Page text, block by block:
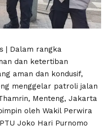
| Dalam rangka
dan ketertiban
aman dan kondusif,
menggelar patroli jalan
Menteng, Jakarta
oleh Wakil Perwira
Joko Hari Purnomo